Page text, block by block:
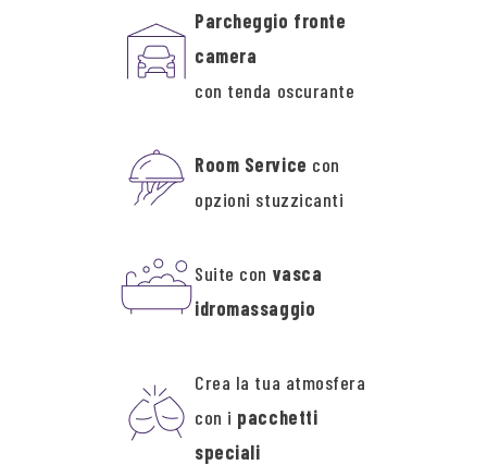
Parcheggio fronte
camera
con tenda oscurante
Room Service con
opzioni stuzzicanti
Suite con vasca
idromassaggio
Crea la tua atmosfera
con i pacchetti
speciali